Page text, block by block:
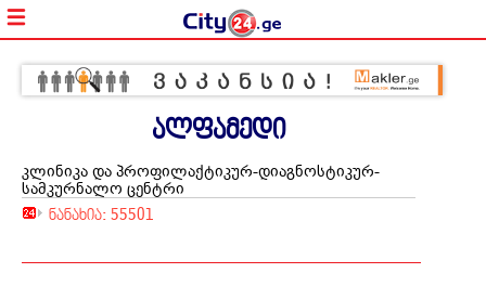
ალფამედი
კლინიკა და პროფილაქტიკურ-დიაგნოსტიკურ-
სამკურნალო ცენტრი
ნანახია: 55501